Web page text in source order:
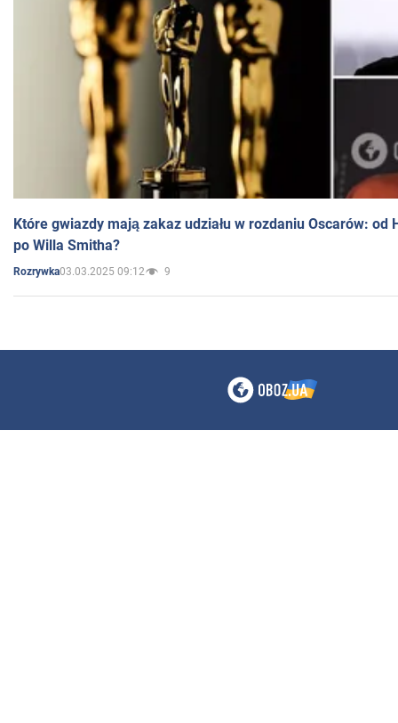
Które gwiazdy mają zakaz udziału w rozdaniu Oscarów: od
po Willa Smitha?
Rozrywka03.03.2025 09:12 9